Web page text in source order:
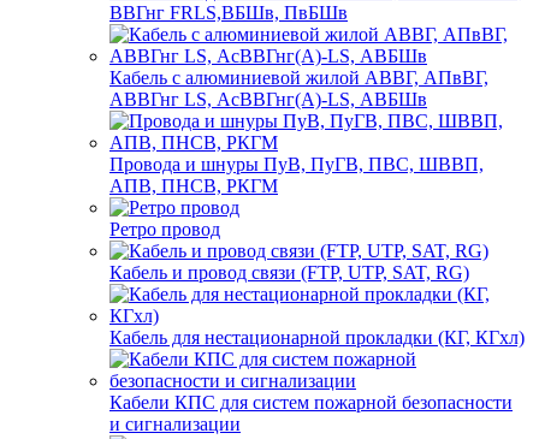
ВВГнг FRLS,ВБШв, ПвБШв
Кабель с алюминиевой жилой АВВГ, АПвВГ,
АВВГнг LS, АсВВГнг(А)-LS, АВБШв
Провода и шнуры ПуВ, ПуГВ, ПВС, ШВВП,
АПВ, ПНСВ, РКГМ
Ретро провод
Кабель и провод связи (FTP, UTP, SAT, RG)
Кабель для нестационарной прокладки (КГ, КГхл)
Кабели КПС для систем пожарной безопасности
и сигнализации